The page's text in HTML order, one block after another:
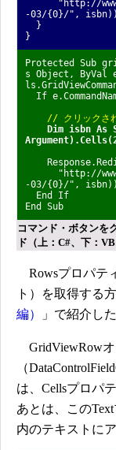
"http://
-03/{0}/",
}
}
Protected Sub
s Object, ByVal e
If
// クリックさ
Dim isbn As
"http://
-03/{0}/", isbn))
End If
End Sub
コマンド・ボタンを
ド（上：C#、下：VB
Rowsプロパテ
ト）を取得する
編）
」で紹介し
GridViewRow
（
は、Cellsプロパ
あとは、この
内のテキストに